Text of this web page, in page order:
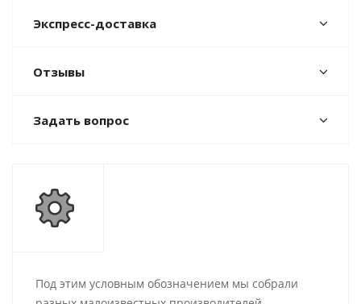
Экспресс-доставка
Отзывы
Задать вопрос
Под этим условным обозначением мы собрали